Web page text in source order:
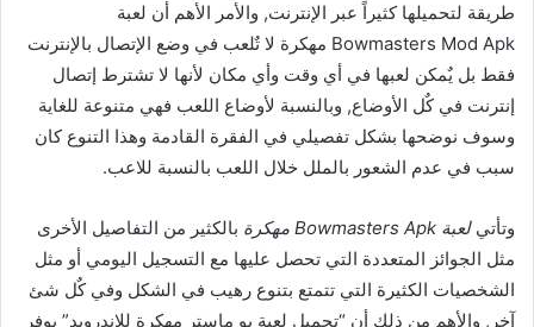
طريقة لتحميلها كثيراً عبر الإنترنت, والأمر الأهم أن لعبة
Bowmasters Mod Apk مهكرة لا تٌلعب في وضع الإتصال بالإنترنت
فقط بل يٌمكن لعبها في أي وقت وأي مكان لأنها لا تشترط إتصال
إنترنت في كٌل الأوضاع, وبالنسبة لأوضاع اللعب فهي متنوعة للغاية
وسوف نوضحها بشكل تفصيلي في الفقرة القادمة وهذا التنوع كان
سبب في عدم الشعور بالملل خلال اللعب بالنسبة للاعب.
وتأتيلعبة Bowmasters Apk مهكرة
بالكثير من التفاصيل الأخرى
مثل الجوائز المتعددة التي تحصل عليها مع التسجيل اليومي أو مثل
الشخصيات الكثيرة التي تتمتع بتنوع رهيب في الشكل وفي كٌل شئ
آخر, والأهم من ذلك أن “تحميل لعبة بو ماستر مهكرة للاندرويد” يوفر